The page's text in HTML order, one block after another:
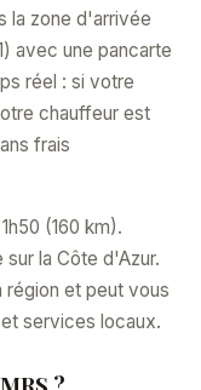
la zone d'arrivée
avec une pancarte
réel : si votre
chauffeur est
frais
(160 km).
la Côte d'Azur.
région et peut vous
services locaux.